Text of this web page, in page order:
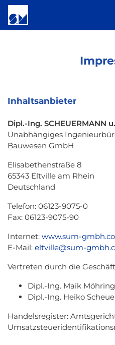
Inhaltsanbieter
Dipl.-Ing. SCHEUERMANN
Unabhängiges
Bauwesen GmbH
Elisabethenstraße 8
65343 Eltville am Rhein
Deutschland
Telefon: 06123-9075-0
Fax: 06123-9075-90
Internet: www.sum-
E-Mail: eltville@sum-
Vertreten durch die
Dipl.-Ing. Maik Möhring
Dipl.-Ing. Heiko
Handelsregister: